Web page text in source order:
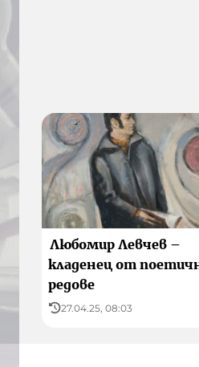
Любомир Левчев –
кладенец от
редове
27.04.25, 08:03